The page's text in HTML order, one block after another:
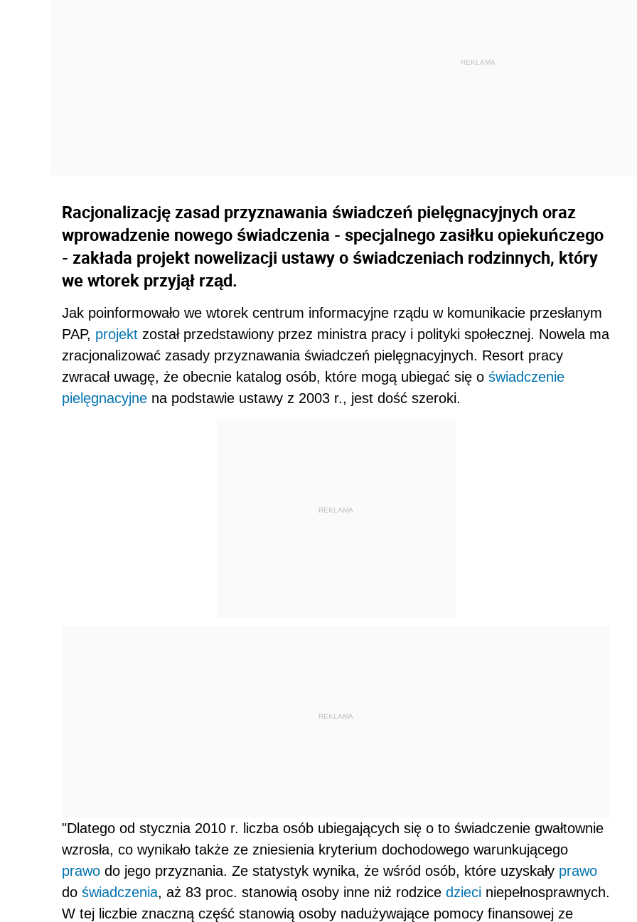
Racjonalizację zasad przyznawania świadczeń pielęgnacyjnych oraz
wprowadzenie nowego świadczenia - specjalnego zasiłku opiekuńczego
- zakłada projekt nowelizacji ustawy o świadczeniach rodzinnych, który
we wtorek przyjął rząd.
Jak poinformowało we wtorek centrum informacyjne rządu w komunikacie przesłanym
PAP, projekt został przedstawiony przez ministra pracy i polityki społecznej. Nowela ma
zracjonalizować zasady przyznawania świadczeń pielęgnacyjnych. Resort pracy
zwracał uwagę, że obecnie katalog osób, które mogą ubiegać się o świadczenie
pielęgnacyjne na podstawie ustawy z 2003 r., jest dość szeroki.
REKLAMA
REKLAMA
"Dlatego od stycznia 2010 r. liczba osób ubiegających się o to świadczenie gwałtownie
wzrosła, co wynikało także ze zniesienia kryterium dochodowego warunkującego
prawo do jego przyznania. Ze statystyk wynika, że wśród osób, które uzyskały prawo
do świadczenia, aż 83 proc. stanowią osoby inne niż rodzice dzieci niepełnosprawnych.
W tej liczbie znaczną część stanowią osoby nadużywające pomocy finansowej ze